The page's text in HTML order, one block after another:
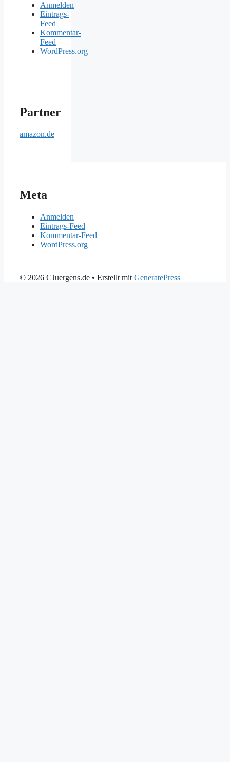
Anmelden
Eintrags-
Feed
Kommentar-
Feed
WordPress.org
Partner
amazon.de
Meta
Anmelden
Eintrags-Feed
Kommentar-Feed
WordPress.org
© 2026 CJuergens.de • Erstellt mit GeneratePress